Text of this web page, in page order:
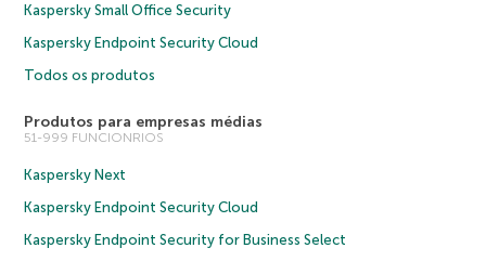
Kaspersky Small Office Security
Kaspersky Endpoint Security Cloud
Todos os produtos
Produtos para empresas médias
51-999 FUNCIONRIOS
Kaspersky Next
Kaspersky Endpoint Security Cloud
Kaspersky Endpoint Security for Business Select